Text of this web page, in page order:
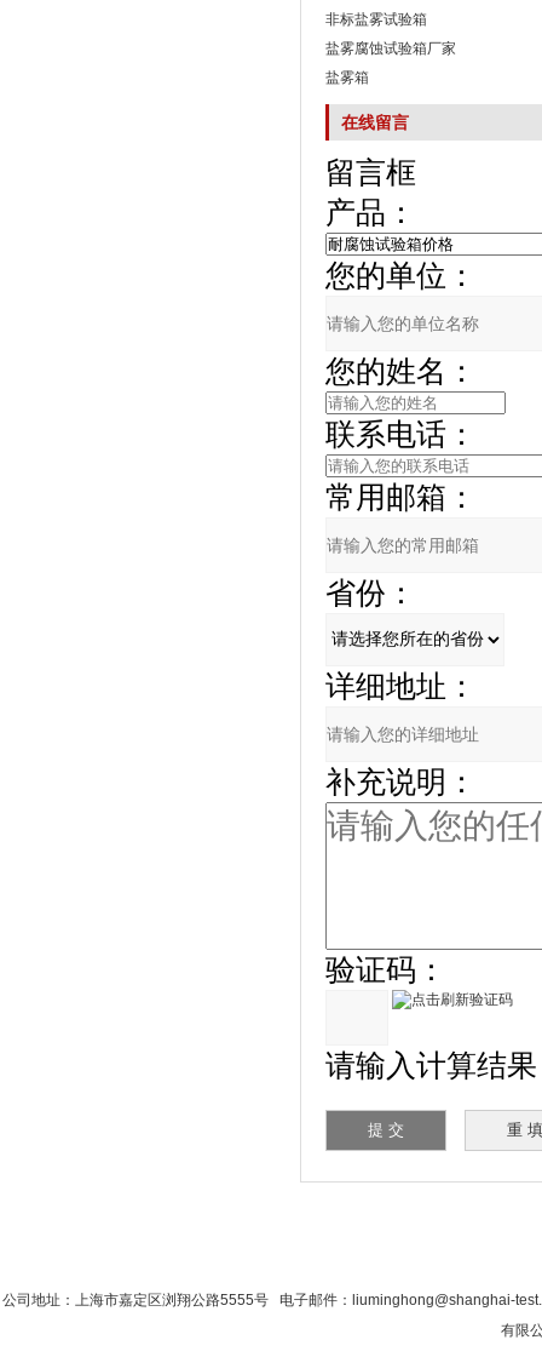
非标盐雾试验箱
盐雾腐蚀试验箱厂家
盐雾箱
在线留言
留言框
产品：
您的单位：
您的姓名：
联系电话：
常用邮箱：
省份：
详细地址：
补充说明：
验证码：
请输入计算结果（
公司地址：上海市嘉定区浏翔公路5555号 电子邮件：liuminghong@shanghai-
有限公